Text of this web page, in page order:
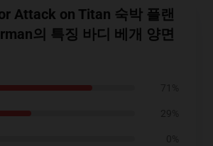
Attack on Titan 숙박 플랜
의 특징 바디 베개 양면